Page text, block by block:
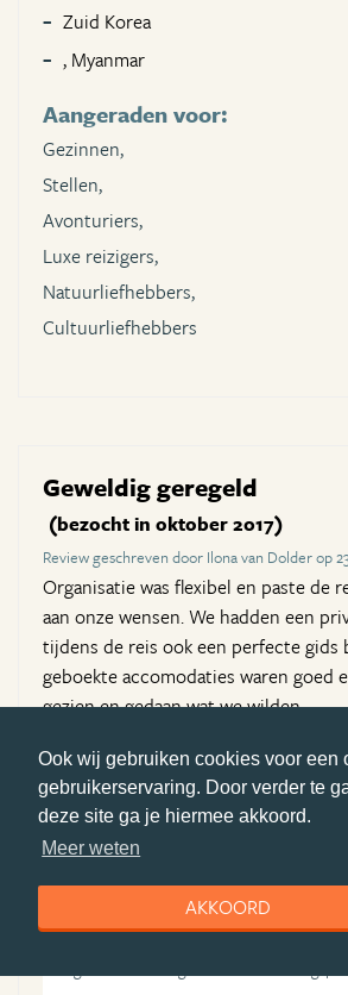
Ook wij gebruiken cookies voor een
gebruikerservaring. Door verder te
deze site ga je hiermee akkoord.
Meer weten
AKKOORD
Zuid Korea
, Myanmar
Aangeraden voor:
Gezinnen,
Stellen,
Avonturiers,
Luxe reizigers,
Natuurliefhebbers,
Cultuurliefhebbers
Geweldig geregeld
(bezocht in oktober 2017)
Review geschreven door Ilona van Dolder op
Organisatie was flexibel en paste de
aan onze wensen. We hadden een
tijdens de reis ook een perfecte gids
geboekte accomodaties waren goed
gezien en gedaan wat we wilden.
9,5
10 9